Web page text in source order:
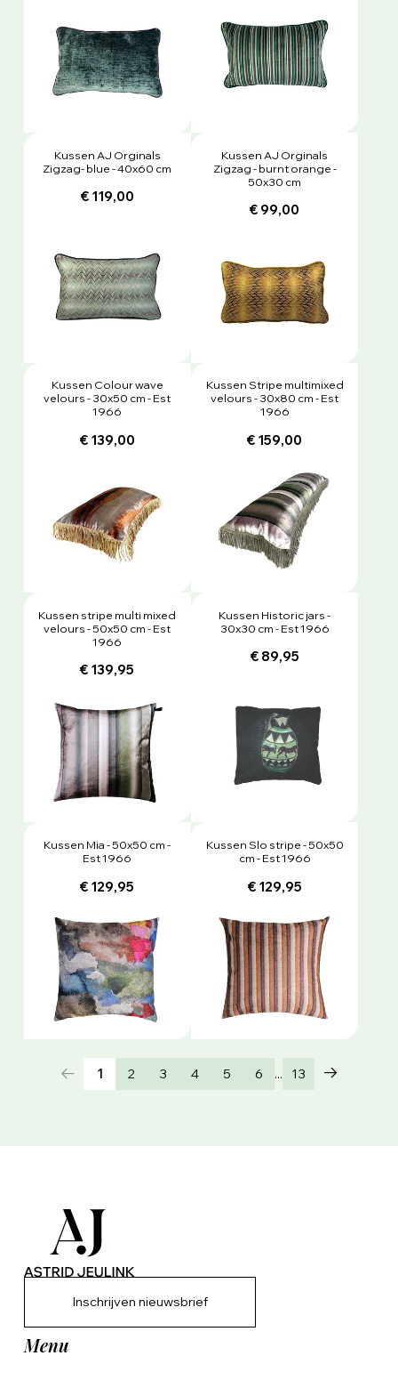
Kussen AJ Orginals
Zigzag- blue - 40x60 cm
€ 119,00
Kussen AJ Orginals
Zigzag - burnt orange -
50x30 cm
€ 99,00
Kussen Colour wave
velours - 30x50 cm - Est
1966
€ 139,00
Kussen Stripe multimixed
velours - 30x80 cm - Est
1966
€ 159,00
Kussen stripe multi mixed
velours - 50x50 cm - Est
1966
€ 139,95
Kussen Historic jars -
30x30 cm - Est 1966
€ 89,95
Kussen Mia - 50x50 cm -
Est 1966
€ 129,95
Kussen Slo stripe - 50x50
cm - Est 1966
€ 129,95
1 2 3 4 5 6 ... 13
Inschrijven nieuwsbrief
Menu